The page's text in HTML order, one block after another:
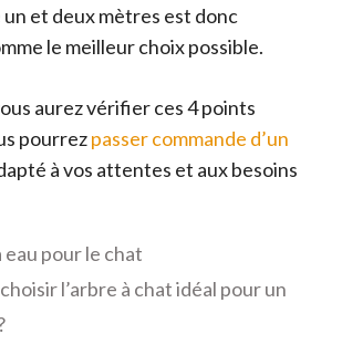
et deux mètres est donc
le meilleur choix possible.
aurez vérifier ces 4 points
pourrezpasser commande d’un
à vos attentes et aux besoins
eau pour le chat
l’arbre à chat idéal pour un